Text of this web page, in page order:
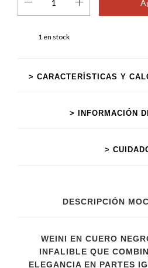
1 en stock
> CARACTERÍSTICAS Y
> INFORMACIÓN
>
DESCRIPCIÓN
WEINI EN CUERO
INFALIBLE QUE
ELEGANCIA EN PARTES